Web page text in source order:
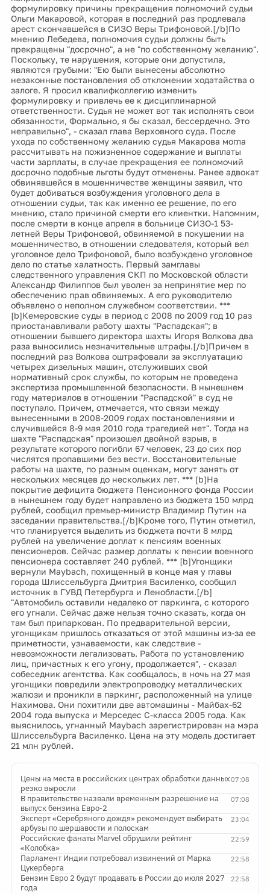
формулировку причины прекращения полномочий судьи
Ольги Макаровой, которая в последний раз продлевала
арест скончавшейся в СИЗО Веры Трифоновой.[/b]По
мнению Лебедева, полномочия судьи должны быть
прекращены "досрочно", а не "по собственному желанию".
Поскольку, те нарушения, которые они допустила,
являются грубыми: "Ею были вынесены абсолютно
незаконные постановления об отклонении ходатайства о
залоге. Я просил квалифколлегию изменить
формулировку и привлечь ее к дисциплинарной
ответственности. Судья не может вот так исполнять свои
обязанности, Формально, я бы сказал, бессердечно. Это
неправильно", - сказал глава Верховного суда. После
ухода по собственному желанию судья Макарова могла
рассчитывать на пожизненное содержание и выплаты
части зарплаты, в случае прекращения ее полномочий
досрочно подобные льготы будут отменены. Ранее адвокат
обвинявшейся в мошенничестве женщины заявил, что
будет добиваться возбуждения уголовного дела в
отношении судьи, так как именно ее решение, по его
мнению, стало причиной смерти его клиентки. Напомним,
после смерти в конце апреля в больнице СИЗО-1 53-
летней Веры Трифоновой, обвиняемой в покушении на
мошенничество, в отношении следователя, который вел
уголовное дело Трифоновой, было возбуждено уголовное
дело по статье халатность. Первый замглавы
следственного управления СКП по Московской области
Александр Филиппов был уволен за непринятие мер по
обеспечению прав обвиняемых. А его руководителю
объявлено о неполном служебном соответствии. ***
[b]Кемеровские суды в период с 2008 по 2009 год 10 раз
приостанавливали работу шахты "Распадская"; в
отношении бывшего директора шахты Игоря Волкова два
раза выносились незначительные штрафы.[/b]Причем в
последний раз Волкова оштрафовали за эксплуатацию
четырех дизельных машин, отслуживших свой
нормативный срок службы, по которым не проведена
экспертиза промышленной безопасности. В нынешнем
году материалов в отношении "Распадской" в суд не
поступало. Причем, отмечается, что связи между
вынесенными в 2008-2009 годах постановлениями и
случившейся 8-9 мая 2010 года трагедией нет". Тогда на
шахте "Распадская" произошел двойной взрыв, в
результате которого погибли 67 человек, 23 до сих пор
числятся пропавшими без вести. Восстановительные
работы на шахте, по разным оценкам, могут занять от
нескольких месяцев до нескольких лет. *** [b]На
покрытие дефицита бюджета Пенсионного фонда России
в нынешнем году будет направлено из бюджета 150 млрд
рублей, сообщил премьер-министр Владимир Путин на
заседании правительства.[/b]Кроме того, Путин отметил,
что планируется выделить из бюджета почти 8 млрд
рублей на увеличение доплат к пенсиям военных
пенсионеров. Сейчас размер доплаты к пенсии военного
пенсионера составляет 240 рублей. *** [b]Угонщики
вернули Maybach, похищенный в конце мая у главы
города Шлиссельбурга Дмитрия Василенко, сообщил
источник в ГУВД Петербурга и Ленобласти.[/b]
"Автомобиль оставили недалеко от паркинга, с которого
его угнали. Сейчас даже нельзя точно сказать, когда он
там был припаркован. По предварительной версии,
угонщикам пришлось отказаться от этой машины из-за ее
приметности, узнаваемости, как следствие -
невозможности легализовать. Работа по установлению
лиц, причастных к его угону, продолжается", - сказал
собеседник агентства. Как сообщалось, в ночь на 27 мая
угонщики повредили электропроводку металлических
жалюзи и проникли в паркинг, расположенный на улице
Нахимова. Они похитили две автомашины - Майбах-62
2004 года выпуска и Мерседес С-класса 2005 года. Как
выяснилось, угнанный Maybach зарегистрирован на мэра
Шлиссельбурга Василенко. Цена на эту модель достигает
21 млн рублей.
07:08
Цены на места в российских центрах обработки данных
резко выросли
07:08
В правительстве назвали временным разрешение на
выпуск бензина Евро-2
23:04
Эксперт «Серебряного дождя» рекомендует выбирать
арбузы по шершавости и полоскам
22:59
Российские фанаты Marvel обрушили рейтинг
«Колобка»
22:58
Парламент Индии потребовал извинений от Марка
Цукерберга
22:58
Бензин Евро 2 будут продавать в России до июля 2027
года